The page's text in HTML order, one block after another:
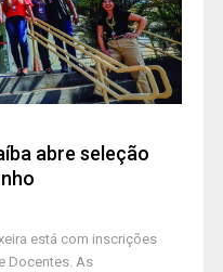
abre seleção
está com inscrições
Docentes. As